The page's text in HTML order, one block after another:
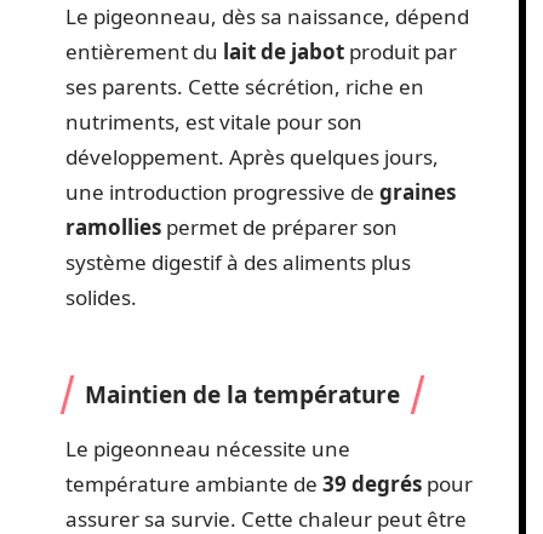
Le pigeonneau, dès sa naissance, dépend
entièrement du lait de jabot produit par
ses parents. Cette sécrétion, riche en
nutriments, est vitale pour son
développement. Après quelques jours,
une introduction progressive de graines
ramollies permet de préparer son
système digestif à des aliments plus
solides.
Maintien de la température
Le pigeonneau nécessite une
température ambiante de 39 degrés pour
assurer sa survie. Cette chaleur peut être